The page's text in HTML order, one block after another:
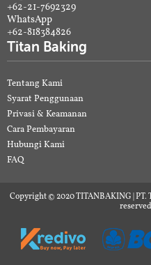
+62-21-7692329
WhatsApp
+62-818384826
Titan Baking
Tentang Kami
Syarat Penggunaan
Privasi & Keamanan
Cara Pembayaran
Hubungi Kami
FAQ
Copyright © 2020 TITANBAKING |